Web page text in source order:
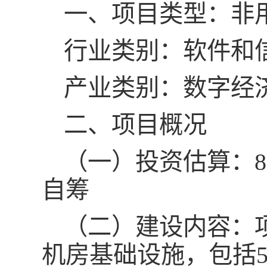
一、项目类型：非
行业类别：软件和
产业类别：数字经
二、项目概况
（一）投资估算
自筹
（二）建设内容
机房基础设施，包括